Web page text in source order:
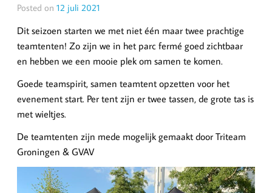
Posted on 12 juli 2021
Dit seizoen starten we met niet één maar twee prachtige
teamtenten! Zo zijn we in het parc fermé goed zichtbaar
en hebben we een mooie plek om samen te komen.
Goede teamspirit, samen teamtent opzetten voor het
evenement start. Per tent zijn er twee tassen, de grote tas is
met wieltjes.
De teamtenten zijn mede mogelijk gemaakt door Triteam
Groningen & GVAV